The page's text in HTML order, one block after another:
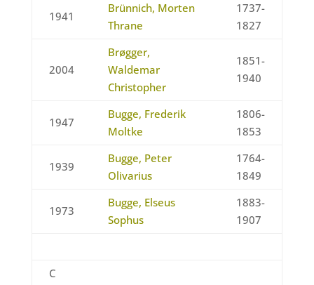
1941
Brünnich, Morten
Thrane
1737-
1827
2004
Brøgger,
Waldemar
Christopher
1851-
1940
1947
Bugge, Frederik
Moltke
1806-
1853
1939
Bugge, Peter
Olivarius
1764-
1849
1973
Bugge, Elseus
Sophus
1883-
1907
C